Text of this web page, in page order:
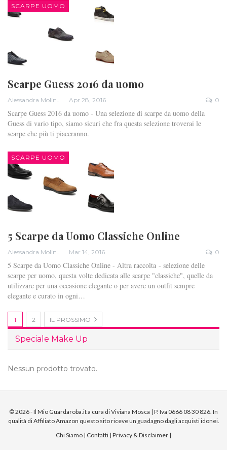
SCARPE UOMO
Scarpe Guess 2016 da uomo
Alessandra Molinari Apr 28, 2016 0
Scarpe Guess 2016 da uomo - Una selezione di scarpe da uomo della
Guess di vario tipo, siamo sicuri che fra questa selezione troverai le
scarpe che più ti piaceranno.
SCARPE UOMO
5 Scarpe da Uomo Classiche Online
Mar 14, 2016 0
5 Scarpe da Uomo Classiche Online - Altra raccolta - selezione delle
scarpe per uomo, questa volte dedicata alle scarpe "classiche", quelle da
utilizzare per una occasione elegante o per avere un outfit sempre
elegante e curato in ogni…
1 2 IL PROSSIMO
Speciale Make Up
Nessun prodotto trovato.
© 2026 - Il Mio Guardaroba.it a cura di Viviana Mosca | P. Iva 0666 08 30 826. In
qualità di Affiliato Amazon questo sito riceve un guadagno dagli acquisti idonei.
Chi Siamo | Contatti | Privacy & Disclaimer |